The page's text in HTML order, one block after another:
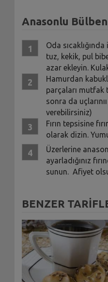
Anasonlu Bülben
Oda
tuz, kekik, pul
azar ekleyin.
Hamurdan
parçaları mutfak
sonra da
verebilirsiniz)
Fırın tepsisine
olarak dizin.
Üzerlerine
ayarladığınız
sunun. Afiyet
BENZER